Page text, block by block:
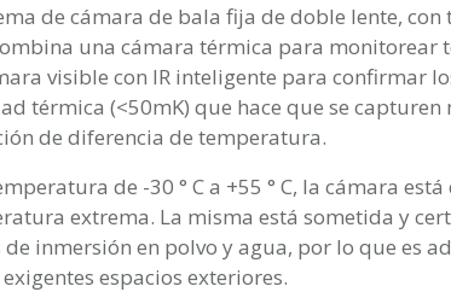
de cámara de bala fija de doble lente,
una cámara térmica para monitorear
visible con IR inteligente para confirmar
térmica (<50mK) que hace que se capturen
de diferencia de temperatura.
de -30 ° C a +55 ° C, la cámara
extrema. La misma está sometida y
inmersión en polvo y agua, por lo que es
espacios exteriores.